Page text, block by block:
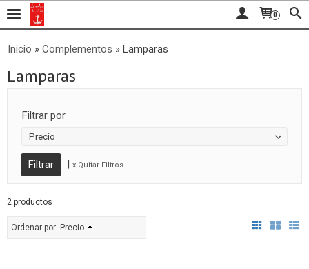
0
Inicio » Complementos » Lamparas
Lamparas
Filtrar por
Precio
| x Quitar Filtros
2 productos
Ordenar por: Precio